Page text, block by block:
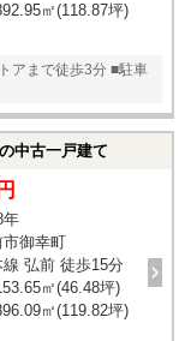
㎡(118.87坪)
アまで徒歩3分 ■駐車
中古一戸建て
年
御幸町
線 弘前 徒歩15分
㎡(46.48坪)
㎡(119.82坪)